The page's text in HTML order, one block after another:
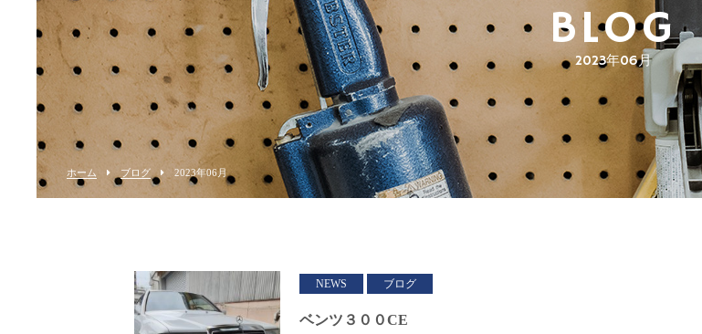
BLOG
2023年06月
ホーム ブログ 2023年06月
NEWS ブログ
ベンツ３００CE